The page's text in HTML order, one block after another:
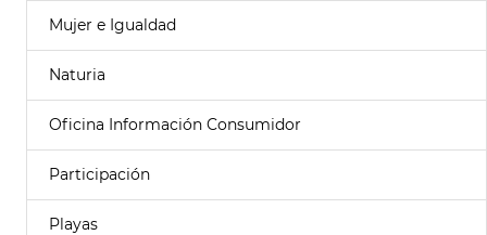
Mujer e Igualdad
Naturia
Oficina Información Consumidor
Participación
Playas